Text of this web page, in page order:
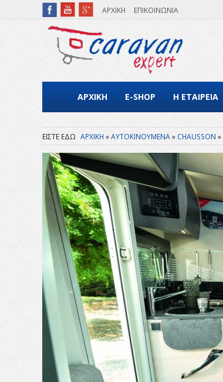
Παράκαμψη προς το κυρίως περιεχόμενο
ΑΡΧΙΚΗ ΕΠΙΚΟΙΝΩΝΙΑ
ΑΡΧΙΚΗ E-SHOP Η ΕΤΑΙΡΕΙΑ
Είστε εδώ
ΑΡΧΙΚΗ ΑΥΤΟΚΙΝΟΥΜΕΝΑ CHAUSSON